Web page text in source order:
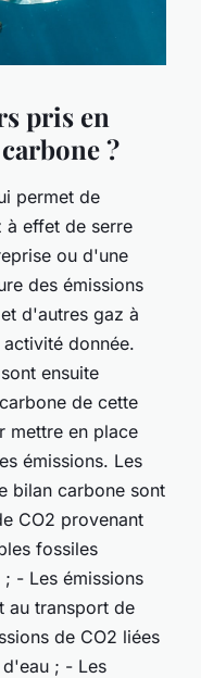
pris en
?
permet de
à effet de serre
ou d'une
des émissions
d'autres gaz à
donnée.
ensuite
de cette
mettre en place
émissions. Les
bilan carbone sont
CO2 provenant
fossiles
- Les émissions
au transport de
de CO2 liées
; - Les